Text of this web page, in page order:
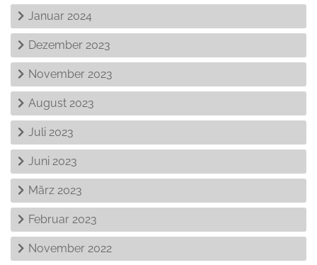
Januar 2024
Dezember 2023
November 2023
August 2023
Juli 2023
Juni 2023
März 2023
Februar 2023
November 2022